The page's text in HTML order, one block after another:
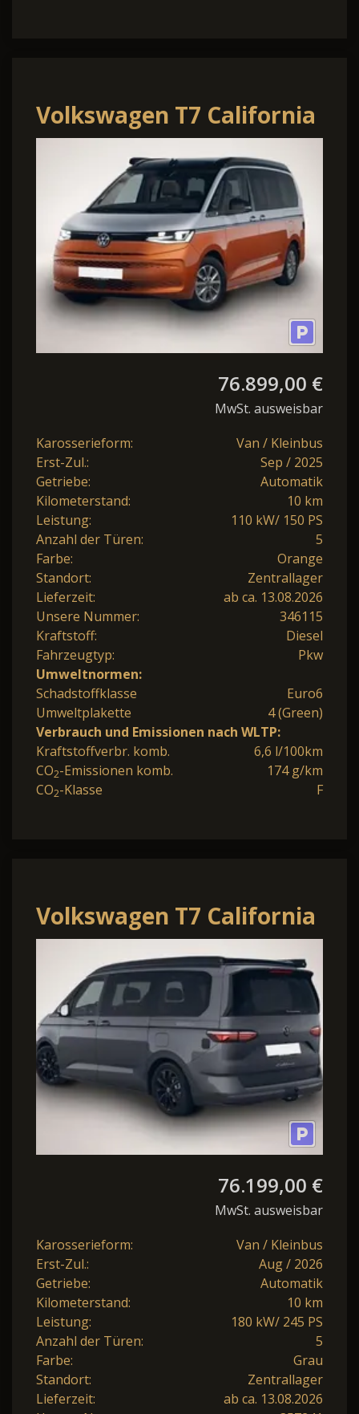
Volkswagen T7 California
Beach Camper 2.0TDI
DSG Beach Camper.
76.899,00 €
MwSt. ausweisbar
Karosserieform:
Van / Kleinbus
Erst-Zul.:
Sep / 2025
Getriebe:
Automatik
Kilometerstand:
10 km
Leistung:
110 kW/ 150 PS
Anzahl der Türen:
5
Farbe:
Orange
Standort:
Zentrallager
Lieferzeit:
ab ca. 13.08.2026
Unsere Nummer:
346115
Kraftstoff:
Diesel
Fahrzeugtyp:
Pkw
Umweltnormen:
Schadstoffklasse
Euro6
Umweltplakette
4 (Green)
Verbrauch und Emissionen nach WLTP:
Kraftstoffverbr. komb.
6,6 l/100km
CO2-Emissionen komb.
174 g/km
CO2-Klasse F
Volkswagen T7 California
Beach Camper eHybrid
4MOTION 1.5 TSI Beach
Camp.
76.199,00 €
MwSt. ausweisbar
Karosserieform:
Van / Kleinbus
Erst-Zul.:
Aug / 2026
Getriebe:
Automatik
Kilometerstand:
10 km
Leistung:
180 kW/ 245 PS
Anzahl der Türen:
5
Farbe:
Grau
Standort:
Zentrallager
Lieferzeit:
ab ca. 13.08.2026